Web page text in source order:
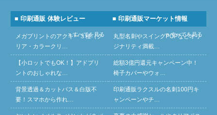
■ 印刷通販 体験レビュー
» すべてを見る
メガプリントのアクキー３種（ク
リア・カラークリ…
【小ロットでもOK！】アドプリ
ントのおしゃれな…
背景透過＆カットパス＆白版不
要！スマホから作れ…
■ 印刷通販マーケット情報
» すべてを見る
丸型名刺やスイングPOPなどオリ
ジナリティ満載…
総額3億円還元キャンペーン中！
椅子カバーやウォ…
印刷通販ラクスルの名刺100円キ
ャンペーンやチ…